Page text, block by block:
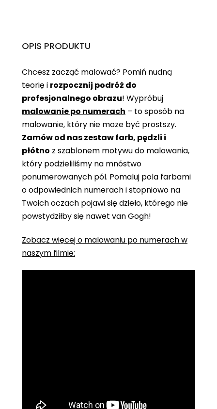
OPIS PRODUKTU
Chcesz zacząć malować? Pomiń nudną
teorię i rozpocznij podróż do
profesjonalnego obrazu! Wypróbuj
malowanie po numerach – to sposób na
malowanie, który nie może być prostszy.
Zamów od nas zestaw farb, pędzli i
płótno z szablonem motywu do malowania,
który podzieliliśmy na mnóstwo
ponumerowanych pól. Pomaluj pola farbami
o odpowiednich numerach i stopniowo na
Twoich oczach pojawi się dzieło, którego nie
powstydziłby się nawet van Gogh!
Zobacz więcej o malowaniu po numerach w
naszym filmie: